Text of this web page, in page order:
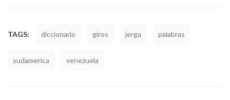
TAGS: diccionario giros jerga palabras
sudamerica venezuela